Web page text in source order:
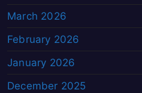
March 2026
February 2026
January 2026
December 2025